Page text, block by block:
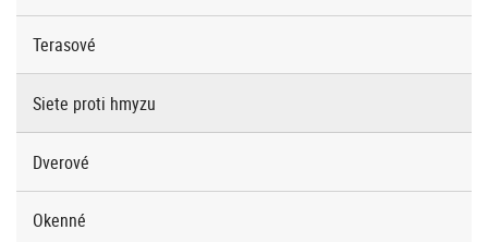
Terasové
Siete proti hmyzu
Dverové
Okenné